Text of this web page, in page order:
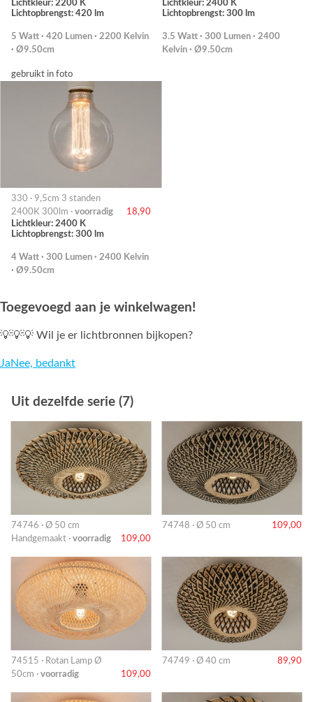
Lichtkleur: 2200 K
Lichtopbrengst: 420 lm
5 Watt · 420 Lumen · 2200 Kelvin
· Ø9.50cm
Lichtkleur: 2400 K
Lichtopbrengst: 300 lm
3.5 Watt · 300 Lumen · 2400
Kelvin · Ø9.50cm
gebruikt in foto
330 · 9,5cm 3 standen
2400K 300lm · voorradig
18,90
Lichtkleur: 2400 K
Lichtopbrengst: 300 lm
4 Watt · 300 Lumen · 2400 Kelvin
· Ø9.50cm
Toegevoegd aan je winkelwagen!
💡💡💡 Wil je er lichtbronnen bijkopen?
JaNee, bedankt
Uit dezelfde serie (7)
74746 · Ø 50 cm
Handgemaakt · voorradig 109,00
74748 · Ø 50 cm 109,00
74515 · Rotan Lamp Ø
50cm · voorradig 109,00
74749 · Ø 40 cm 89,90